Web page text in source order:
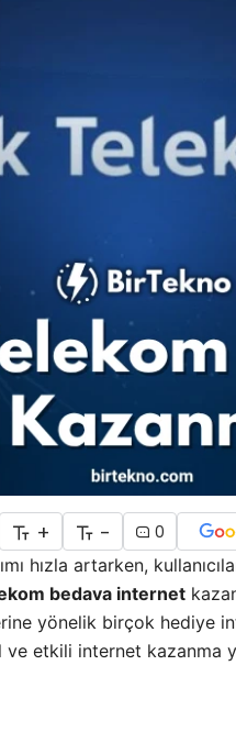
+ -
0
hızla artarken,
bedava internet
yönelik birçok hediye
ve etkili internet